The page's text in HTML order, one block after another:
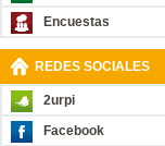
Encuestas
REDES SOCIALES
2urpi
Facebook